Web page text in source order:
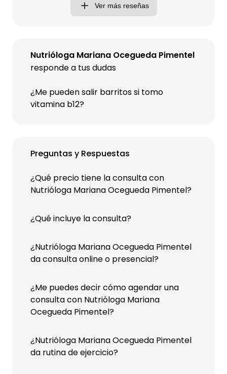
Nutrióloga Mariana Ocegueda Pimentel
responde a tus dudas
¿Me pueden salir barritos si tomo
vitamina b12?
Preguntas y Respuestas
¿Qué precio tiene la consulta con
Nutrióloga Mariana Ocegueda Pimentel?
¿Qué incluye la consulta?
¿Nutrióloga Mariana Ocegueda Pimentel
da consulta online o presencial?
¿Me puedes decir cómo agendar una
consulta con Nutrióloga Mariana
Ocegueda Pimentel?
¿Nutrióloga Mariana Ocegueda Pimentel
da rutina de ejercicio?
Ver más reseñas